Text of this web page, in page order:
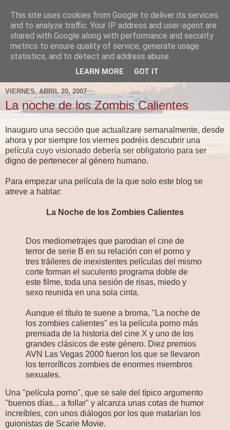
Fergus el Destructor
Blog sobre lo que le apetece escribir a Fergus, en el caso
de que le apetezca escribir.
VIERNES, ABRIL 20, 2007
La noche de los Zombis Calientes
Inauguro una sección que actualizare semanalmente, desde
ahora y por siempre los viernes podréis descubrir una
película cuyo visionado debería ser obligatorio para ser
digno de pertenecer al género humano.
Para empezar una película de la que solo este blog se
atreve a hablar:
La Noche de los Zombies Calientes
Dos mediometrajes que parodian el cine de
terror de serie B en su relación con el porno y
tres tráileres de inexistentes películas del mismo
corte forman el suculento programa doble de
este filme, toda una sesión de risas, miedo y
sexo reunida en una sola cinta.
Aunque el título te suene a broma, "La noche de
los zombies calientes" es la película porno más
premiada de la historia del cine X y uno de los
grandes clásicos de este género. Diez premios
AVN Las Vegas 2000 fueron los que se llevaron
los terroríficos zombies de enormes miembros
sexuales.
Una "película porno", que se sale del típico argumento
"buenos días... a follar" y alcanza unas cotas de humor
increíbles, con unos diálogos por los que matarían los
guionistas de Scarie Movie.
This site uses cookies from Google to deliver its services
and to analyze traffic. Your IP address and user-agent are
shared with Google along with performance and security
metrics to ensure quality of service, generate usage
statistics, and to detect and address abuse.
LEARN MORE GOT IT